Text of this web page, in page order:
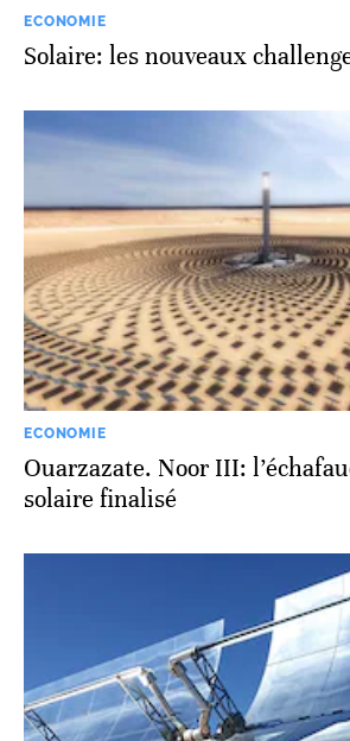
ECONOMIE
Solaire: les nouveaux
ECONOMIE
Ouarzazate. Noor III:
solaire finalisé